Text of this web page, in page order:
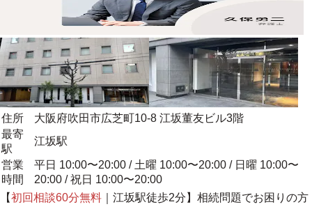
住所
大阪府吹田市広芝町10-8 江坂董友ビル3階
最寄
駅
江坂駅
営業
時間
平日 10:00〜20:00 / 土曜 10:00〜20:00 / 日曜 10:00〜
20:00 / 祝日 10:00〜20:00
【初回相談60分無料 ｜江坂駅徒歩2分】相続問題でお困りの方